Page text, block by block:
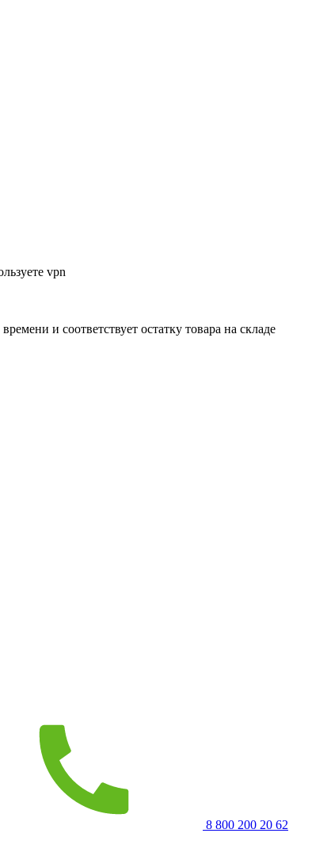
vpn
и соответствует остатку товара на складе
8 800 200 20 62